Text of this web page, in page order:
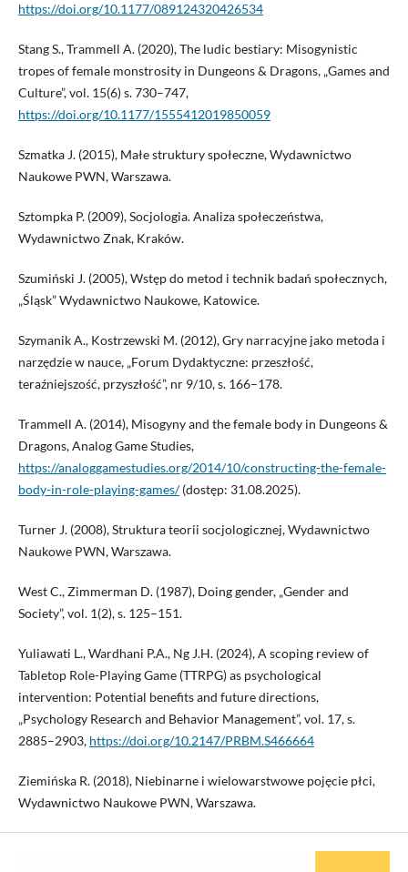
https://doi.org/10.1177/089124320426534
Stang S., Trammell A. (2020), The ludic bestiary: Misogynistic
tropes of female monstrosity in Dungeons & Dragons, „Games and
Culture”, vol. 15(6) s. 730–747,
https://doi.org/10.1177/1555412019850059
Szmatka J. (2015), Małe struktury społeczne, Wydawnictwo
Naukowe PWN, Warszawa.
Sztompka P. (2009), Socjologia. Analiza społeczeństwa,
Wydawnictwo Znak, Kraków.
Szumiński J. (2005), Wstęp do metod i technik badań społecznych,
„Śląsk” Wydawnictwo Naukowe, Katowice.
Szymanik A., Kostrzewski M. (2012), Gry narracyjne jako metoda i
narzędzie w nauce, „Forum Dydaktyczne: przeszłość,
teraźniejszość, przyszłość”, nr 9/10, s. 166–178.
Trammell A. (2014), Misogyny and the female body in Dungeons &
Dragons, Analog Game Studies,
https://analoggamestudies.org/2014/10/constructing-the-female-
body-in-role-playing-games/(dostęp: 31.08.2025).
Turner J. (2008), Struktura teorii socjologicznej, Wydawnictwo
Naukowe PWN, Warszawa.
West C., Zimmerman D. (1987), Doing gender, „Gender and
Society”, vol. 1(2), s. 125–151.
Yuliawati L., Wardhani P.A., Ng J.H. (2024), A scoping review of
Tabletop Role-Playing Game (TTRPG) as psychological
intervention: Potential benefits and future directions,
„Psychology Research and Behavior Management”, vol. 17, s.
2885–2903, https://doi.org/10.2147/PRBM.S466664
Ziemińska R. (2018), Niebinarne i wielowarstwowe pojęcie płci,
Wydawnictwo Naukowe PWN, Warszawa.